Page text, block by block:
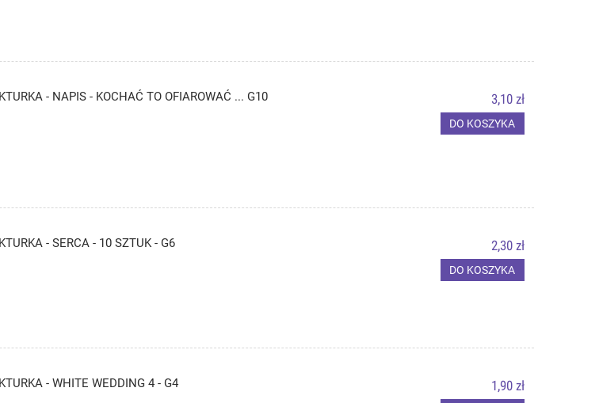
- NAPIS - KOCHAĆ TO OFIAROWAĆ ... G10 3,10 zł
DO KOSZYKA
- SERCA - 10 SZTUK - G6 2,30 zł
DO KOSZYKA
- WHITE WEDDING 4 - G4 1,90 zł